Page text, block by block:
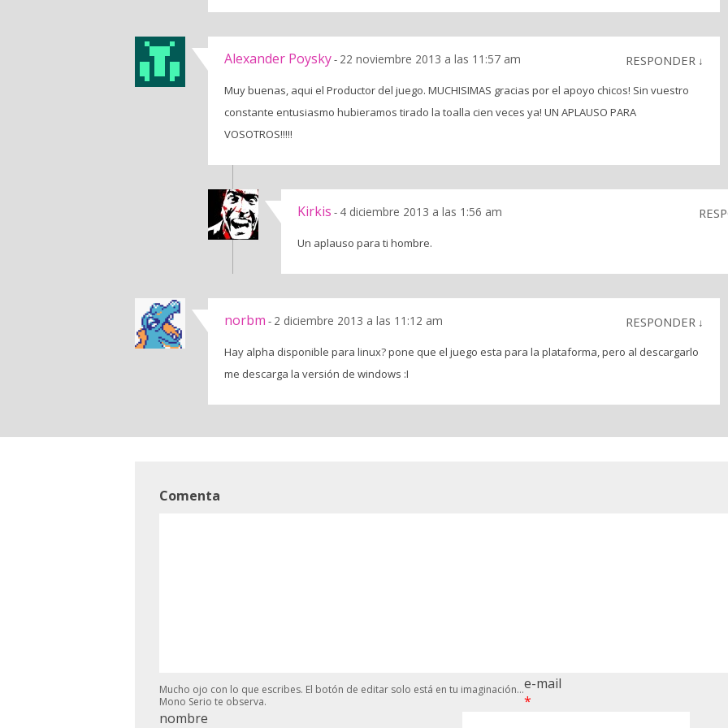
Alexander Poysky- 22 noviembre 2013 a las 11:57 am RESPONDER ↓
Muy buenas, aqui el Productor del juego. MUCHISIMAS gracias por el apoyo chicos! Sin vuestro
constante entusiasmo hubieramos tirado la toalla cien veces ya! UN APLAUSO PARA
VOSOTROS!!!!!
Kirkis - 4 diciembre 2013 a las 1:56 am
Un aplauso para ti hombre.
norbm - 2 diciembre 2013 a las 11:12 am RESPONDER ↓
Hay alpha disponible para linux? pone que el juego esta para la plataforma, pero al descargarlo
me descarga la versión de windows :I
Comenta
Mucho ojo con lo que escribes. El botón de editar solo está en tu imaginación...
Mono Serio te observa.
nombre
e-mail
*